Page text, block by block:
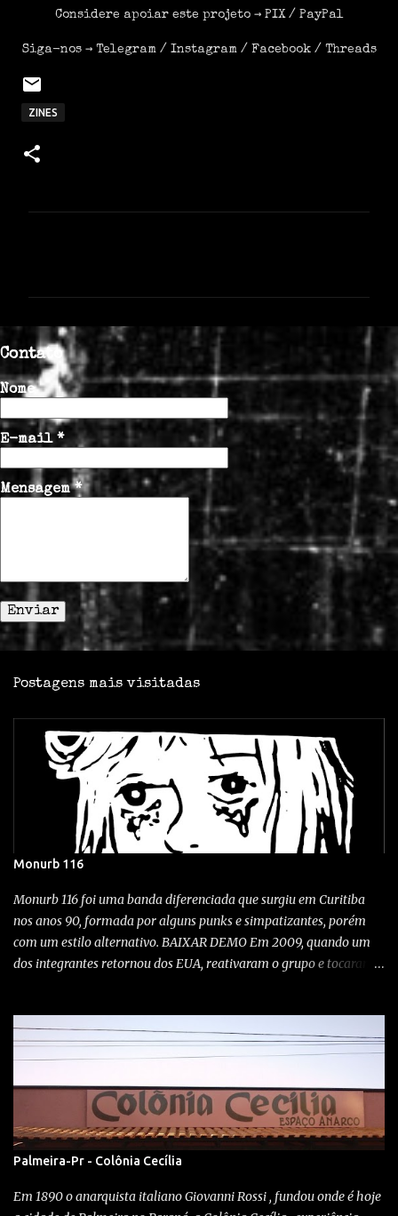
Considere apoiar este projeto → PIX/ PayPal
Siga-nos → Telegram/ Instagram/ Facebook/ Threads
ZINES
n
á
r
i
o
s
Contato
Nome
E-mail *
Mensagem*
Postagens mais visitadas
Monurb 116
Monurb 116 foi uma banda diferenciada que surgiu em Curitiba
nos anos 90, formada por alguns punks e simpatizantes, porém
com um estilo alternativo. BAIXAR DEMO Em 2009, quando um
dos integrantes retornou dos EUA, reativaram o grupo e tocaram
Clube Curupira / 23/10/1999 O quê? Show com Monurb 116,
Vertedero, Abutres e Idiotas Berrantes Quando? 12-09-09 Onde?
tomou conta do território no bar do boca... Monurb renascendo
das trevas após quase 8 anos... MAIS MONURB
Noise/indie/industrial de Monurb 116 , calando o público da
bodega. El Vertedero toca (o horror) Eskorbuto! ............... Os
para atrapalhar sua navegação, sem conteúdo pago, sem
Palmeira-Pr - Colônia Cecília
Em 1890 o anarquista italiano Giovanni Rossi , fundou onde é hoje